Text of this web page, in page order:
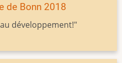
de Bonn 2018
développement!"